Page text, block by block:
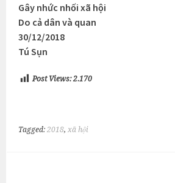
Gây nhức nhối xã hội
Do cả dân và quan
30/12/2018
Tú Sụn
Post Views: 2.170
Tagged:2018,xã hội